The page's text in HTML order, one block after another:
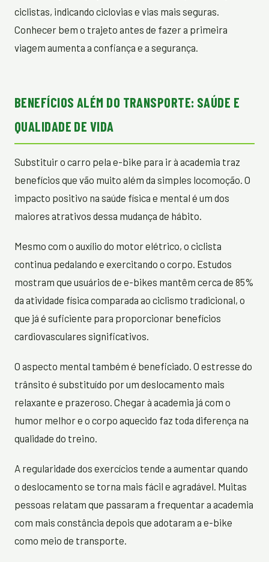
ciclistas, indicando ciclovias e vias mais seguras.
Conhecer bem o trajeto antes de fazer a primeira
viagem aumenta a confiança e a segurança.
BENEFÍCIOS ALÉM DO TRANSPORTE: SAÚDE E
QUALIDADE DE VIDA
Substituir o carro pela e-bike para ir à academia traz
benefícios que vão muito além da simples locomoção. O
impacto positivo na saúde física e mental é um dos
maiores atrativos dessa mudança de hábito.
Mesmo com o auxílio do motor elétrico, o ciclista
continua pedalando e exercitando o corpo. Estudos
mostram que usuários de e-bikes mantêm cerca de 85%
da atividade física comparada ao ciclismo tradicional, o
que já é suficiente para proporcionar benefícios
cardiovasculares significativos.
O aspecto mental também é beneficiado. O estresse do
trânsito é substituído por um deslocamento mais
relaxante e prazeroso. Chegar à academia já com o
humor melhor e o corpo aquecido faz toda diferença na
qualidade do treino.
A regularidade dos exercícios tende a aumentar quando
o deslocamento se torna mais fácil e agradável. Muitas
pessoas relatam que passaram a frequentar a academia
com mais constância depois que adotaram a e-bike
como meio de transporte.